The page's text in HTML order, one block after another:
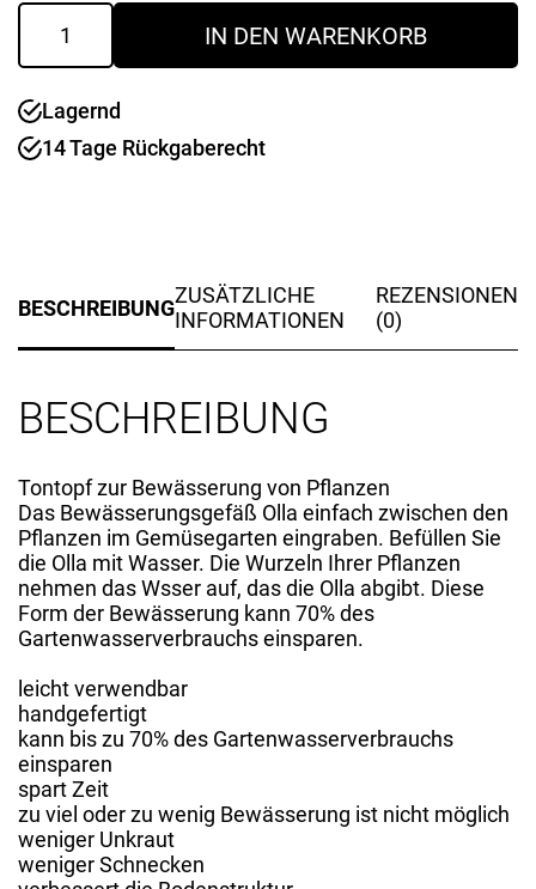
Bewässerungsgefäß
L
IN DEN WARENKORB
Lagernd
14 Tage Rückgaberecht
BESCHREIBUNGZUSÄTZLICHE
INFORMATIONEN
REZENSIONEN
(0)
BESCHREIBUNG
Tontopf zur Bewässerung von Pflanzen
Das Bewässerungsgefäß Olla einfach zwischen den
Pflanzen im Gemüsegarten eingraben. Befüllen Sie
die Olla mit Wasser. Die Wurzeln Ihrer Pflanzen
nehmen das Wsser auf, das die Olla abgibt. Diese
Form der Bewässerung kann 70% des
Gartenwasserverbrauchs einsparen.
leicht verwendbar
handgefertigt
kann bis zu 70% des Gartenwasserverbrauchs
einsparen
spart Zeit
zu viel oder zu wenig Bewässerung ist nicht möglich
weniger Unkraut
weniger Schnecken